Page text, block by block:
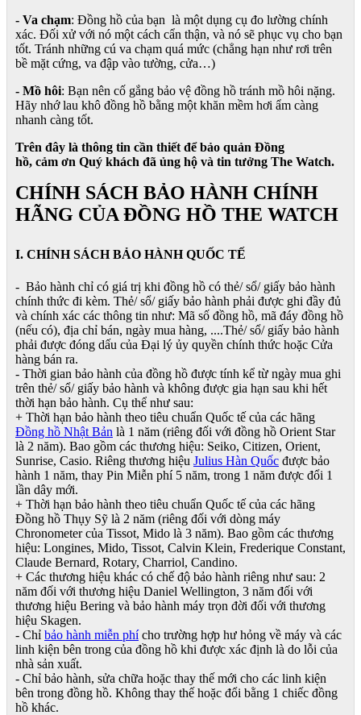
- Va chạm: Đồng hồ của bạn là một dụng cụ đo lường chính
xác. Đối xử với nó một cách cẩn thận, và nó sẽ phục vụ cho bạn
tốt. Tránh những cú va chạm quá mức (chẳng hạn như rơi trên
bề mặt cứng, va đập vào tường, cửa…)
- Mồ hôi: Bạn nên cố gắng bảo vệ đồng hồ tránh mồ hôi nặng.
Hãy nhớ lau khô đồng hồ bằng một khăn mềm hơi ẩm càng
nhanh càng tốt.
Trên đây là thông tin cần thiết để bảo quản Đồng
hồ, cảm ơn Quý khách đã ủng hộ và tin tưởng The Watch.
CHÍNH SÁCH BẢO HÀNH CHÍNH
HÃNG CỦA ĐỒNG HỒ THE WATCH
I. CHÍNH SÁCH BẢO HÀNH QUỐC TẾ
- Bảo hành chỉ có giá trị khi đồng hồ có thẻ/ sổ/ giấy bảo hành
chính thức đi kèm. Thẻ/ sổ/ giấy bảo hành phải được ghi đầy đủ
và chính xác các thông tin như: Mã số đồng hồ, mã đáy đồng hồ
(nếu có), địa chỉ bán, ngày mua hàng, ....Thẻ/ sổ/ giấy bảo hành
phải được đóng dấu của Đại lý ủy quyền chính thức hoặc Cửa
hàng bán ra.
- Thời gian bảo hành của đồng hồ được tính kể từ ngày mua ghi
trên thẻ/ sổ/ giấy bảo hành và không được gia hạn sau khi hết
thời hạn bảo hành. Cụ thể như sau:
+ Thời hạn bảo hành theo tiêu chuẩn Quốc tế của các hãng
Đồng hồ Nhật Bản là 1 năm (riêng đối với đồng hồ Orient Star
là 2 năm). Bao gồm các thương hiệu: Seiko, Citizen, Orient,
Sunrise, Casio. Riêng thương hiệu Julius Hàn Quốc được bảo
hành 1 năm, thay Pin Miễn phí 5 năm, trong 1 năm được đổi 1
lần dây mới.
+ Thời hạn bảo hành theo tiêu chuẩn Quốc tế của các hãng
Đồng hồ Thụy Sỹ là 2 năm (riêng đối với dòng máy
Chronometer của Tissot, Mido là 3 năm). Bao gồm các thương
hiệu: Longines, Mido, Tissot, Calvin Klein, Frederique Constant,
Claude Bernard, Rotary, Charriol, Candino.
+ Các thương hiệu khác có chế độ bảo hành riêng như sau: 2
năm đối với thương hiệu Daniel Wellington, 3 năm đối với
thương hiệu Bering và bảo hành máy trọn đời đối với thương
hiệu Skagen.
- Chỉ bảo hành miễn phícho trường hợp hư hỏng về máy và các
linh kiện bên trong của đồng hồ khi được xác định là do lỗi của
nhà sản xuất.
- Chỉ bảo hành, sửa chữa hoặc thay thế mới cho các linh kiện
bên trong đồng hồ. Không thay thế hoặc đổi bằng 1 chiếc đồng
hồ khác.